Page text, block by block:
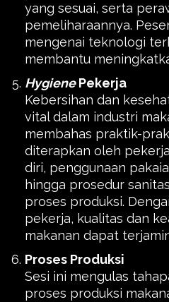
yang sesuai, serta
pemeliharaannya.
mengenai teknologi
membantu
HygienePekerja
Kebersihan dan
vital dalam industri
membahas praktik-
diterapkan oleh
diri, penggunaan
hingga prosedur
proses produksi.
pekerja, kualitas dan
makanan dapat
Proses Produksi
Sesi ini mengulas
proses produksi